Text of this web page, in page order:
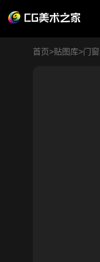
首页>贴图库>门窗